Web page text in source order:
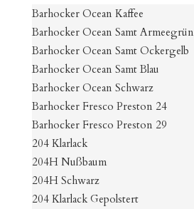
Barhocker Ocean Kaffee
Barhocker Ocean Samt Armeegrün
Barhocker Ocean Samt Ockergelb
Barhocker Ocean Samt Blau
Barhocker Ocean Schwarz
Barhocker Fresco Preston 24
Barhocker Fresco Preston 29
204 Klarlack
204H Nußbaum
204H Schwarz
204 Klarlack Gepolstert